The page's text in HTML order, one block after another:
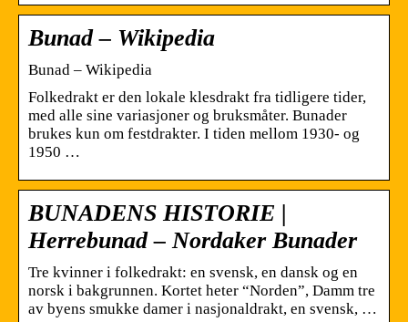
Bunad – Wikipedia
Bunad – Wikipedia
Folkedrakt er den lokale klesdrakt fra tidligere tider,
med alle sine variasjoner og bruksmåter. Bunader
brukes kun om festdrakter. I tiden mellom 1930- og
1950 …
BUNADENS HISTORIE |
Herrebunad – Nordaker Bunader
Tre kvinner i folkedrakt: en svensk, en dansk og en
norsk i bakgrunnen. Kortet heter “Norden”, Damm tre
av byens smukke damer i nasjonaldrakt, en svensk, …